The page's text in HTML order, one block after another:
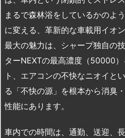
まるで森林浴をしているかのよ
に変える、革新的な車載用イオ
最大の魅力は、シャープ独自の
ターNEXTの最高濃度（50000
ト、エアコンの不快なニオイと
る「不快の源」を根本から消臭
性能にあります。
車内での時間は、通勤、送迎、